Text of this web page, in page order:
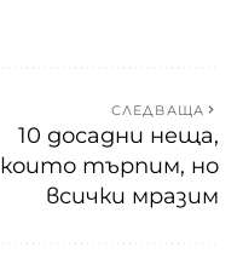
СЛЕДВАЩА
10 досадни неща,
които търпим, но
всички мразим